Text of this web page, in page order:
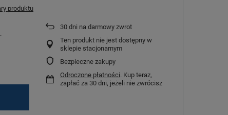
produktu
30 dni na darmowy zwrot
Ten produkt nie jest dostępny w
sklepie stacjonarnym
Bezpieczne zakupy
Odroczone płatności. Kup teraz,
zapłać za 30 dni, jeżeli nie zwrócisz